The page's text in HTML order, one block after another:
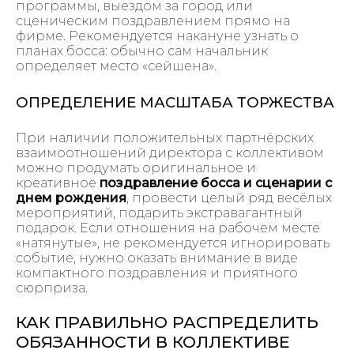
программы, выездом за город или
сценическим поздравлением прямо на
фирме. Рекомендуется накануне узнать о
планах босса: обычно сам начальник
определяет место «сейшена».
ОПРЕДЕЛЕНИЕ МАСШТАБА ТОРЖЕСТВА
При наличии положительных партнёрских
взаимоотношений директора с коллективом
можно продумать оригинальное и
креативное поздравление босса и сценарии с
днем рождения, провести целый ряд весёлых
мероприятий, подарить экстравагантный
подарок. Если отношения на рабочем месте
«натянутые», не рекомендуется игнорировать
событие, нужно оказать внимание в виде
компактного поздравления и приятного
сюрприза.
КАК ПРАВИЛЬНО РАСПРЕДЕЛИТЬ
ОБЯЗАННОСТИ В КОЛЛЕКТИВЕ